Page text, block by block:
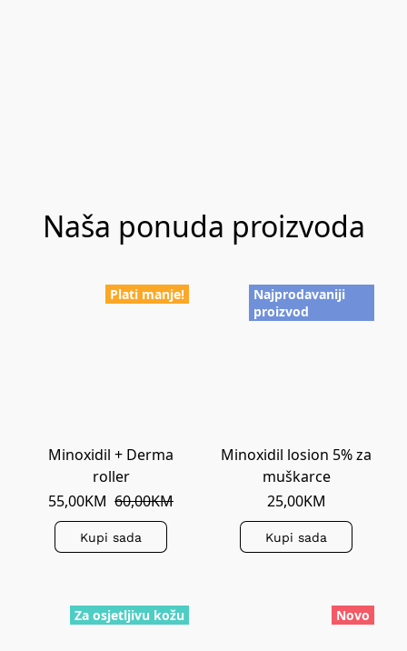
Naša ponuda proizvoda
Plati manje!
Minoxidil + Derma
roller
55,00KM 60,00KM
Kupi sada
Najprodavaniji
proizvod
Minoxidil losion 5% za
muškarce
25,00KM
Kupi sada
Za osjetljivu kožu Novo